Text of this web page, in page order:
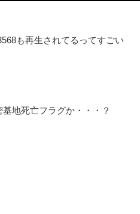
も再生されてるってすごい
地死亡フラグか・・・？